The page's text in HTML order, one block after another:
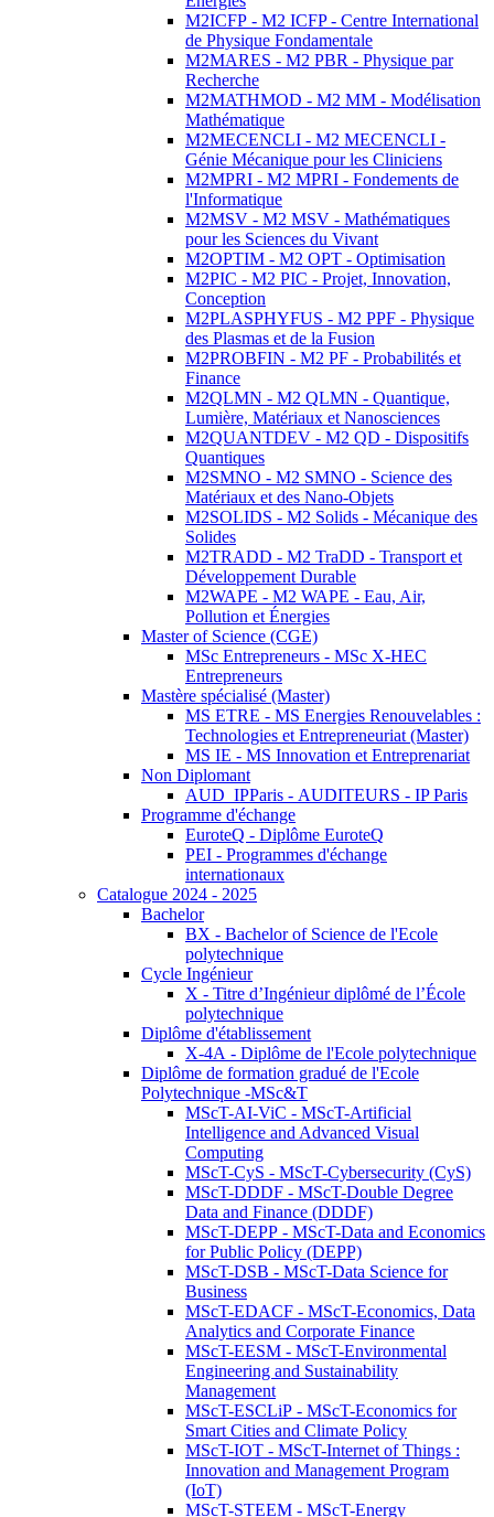
M2ICFP - M2 ICFP - Centre International
de Physique Fondamentale
M2MARES - M2 PBR - Physique par
Recherche
M2MATHMOD - M2 MM - Modélisation
Mathématique
M2MECENCLI - M2 MECENCLI -
Génie Mécanique pour les Cliniciens
M2MPRI - M2 MPRI - Fondements de
l'Informatique
M2MSV - M2 MSV - Mathématiques
pour les Sciences du Vivant
M2OPTIM - M2 OPT - Optimisation
M2PIC - M2 PIC - Projet, Innovation,
Conception
M2PLASPHYFUS - M2 PPF - Physique
des Plasmas et de la Fusion
M2PROBFIN - M2 PF - Probabilités et
Finance
M2QLMN - M2 QLMN - Quantique,
Lumière, Matériaux et Nanosciences
M2QUANTDEV - M2 QD - Dispositifs
Quantiques
M2SMNO - M2 SMNO - Science des
Matériaux et des Nano-Objets
M2SOLIDS - M2 Solids - Mécanique des
Solides
M2TRADD - M2 TraDD - Transport et
Développement Durable
M2WAPE - M2 WAPE - Eau, Air,
Pollution et Énergies
Master of Science (CGE)
MSc Entrepreneurs - MSc X-HEC
Entrepreneurs
Mastère spécialisé (Master)
MS ETRE - MS Energies Renouvelables :
Technologies et Entrepreneuriat (Master)
MS IE - MS Innovation et Entreprenariat
Non Diplomant
AUD_IPParis - AUDITEURS - IP Paris
Programme d'échange
EuroteQ - Diplôme EuroteQ
PEI - Programmes d'échange
internationaux
Catalogue 2024 - 2025
Bachelor
BX - Bachelor of Science de l'Ecole
polytechnique
Cycle Ingénieur
X - Titre d’Ingénieur diplômé de l’École
polytechnique
Diplôme d'établissement
X-4A - Diplôme de l'Ecole polytechnique
Diplôme de formation gradué de l'Ecole
Polytechnique -MSc&T
MScT-AI-ViC - MScT-Artificial
Intelligence and Advanced Visual
Computing
MScT-CyS - MScT-Cybersecurity (CyS)
MScT-DDDF - MScT-Double Degree
Data and Finance (DDDF)
MScT-DEPP - MScT-Data and Economics
for Public Policy (DEPP)
MScT-DSB - MScT-Data Science for
Business
MScT-EDACF - MScT-Economics, Data
Analytics and Corporate Finance
MScT-EESM - MScT-Environmental
Engineering and Sustainability
Management
MScT-ESCLiP - MScT-Economics for
Smart Cities and Climate Policy
MScT-IOT - MScT-Internet of Things :
Innovation and Management Program
(IoT)
MScT-STEEM - MScT-Energy